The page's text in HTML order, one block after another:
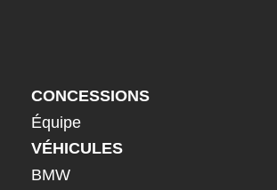
CONCESSIONS
Équipe
VÉHICULES
BMW